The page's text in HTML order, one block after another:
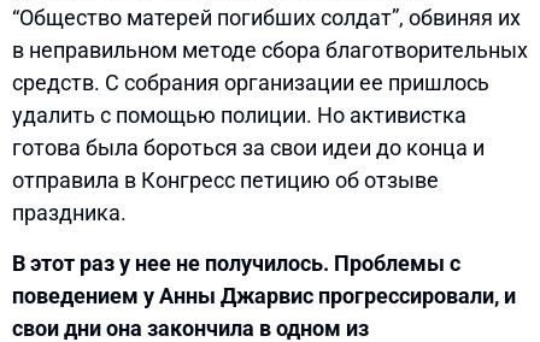
“Общество матерей погибших солдат”, обвиняя их
в неправильном методе сбора благотворительных
средств. С собрания организации ее пришлось
удалить с помощью полиции. Но активистка
готова была бороться за свои идеи до конца и
отправила в Конгресс петицию об отзыве
праздника.
В этот раз у нее не получилось. Проблемы с
поведением у Анны Джарвис прогрессировали, и
свои дни она закончила в одном из